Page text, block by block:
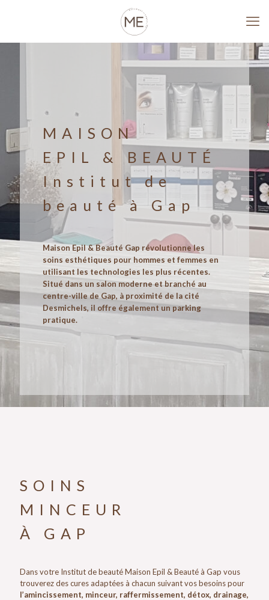
MAISON
EPIL & BEAUTÉ
Institut de
beauté à Gap
Maison Epil & Beauté Gap révolutionne les
soins esthétiques pour hommes et femmes en
utilisant les technologies les plus récentes.
Situé dans un salon moderne et branché au
centre-ville de Gap, à proximité de la cité
Desmichels, il offre également un parking
pratique.
SOINS
MINCEUR
À GAP
Dans votre Institut de beauté Maison Epil & Beauté à Gap vous
trouverez des cures adaptées à chacun suivant vos besoins pour
l’amincissement, minceur, raffermissement, détox, drainage,